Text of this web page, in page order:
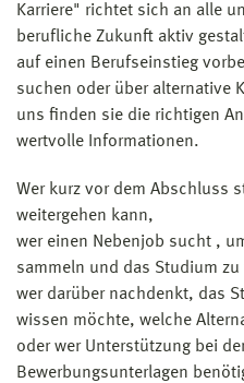
Karriere" richtet sich an alle
berufliche Zukunft aktiv
auf einen Berufseinstieg
suchen oder über alternative
uns finden sie die richtigen
wertvolle Informationen.
Wer kurz vor dem Abschluss
weitergehen kann,
wer einen Nebenjob sucht ,
sammeln und das Studium zu
wer darüber nachdenkt, das
wissen möchte, welche
oder wer Unterstützung bei
Bewerbungsunterlagen